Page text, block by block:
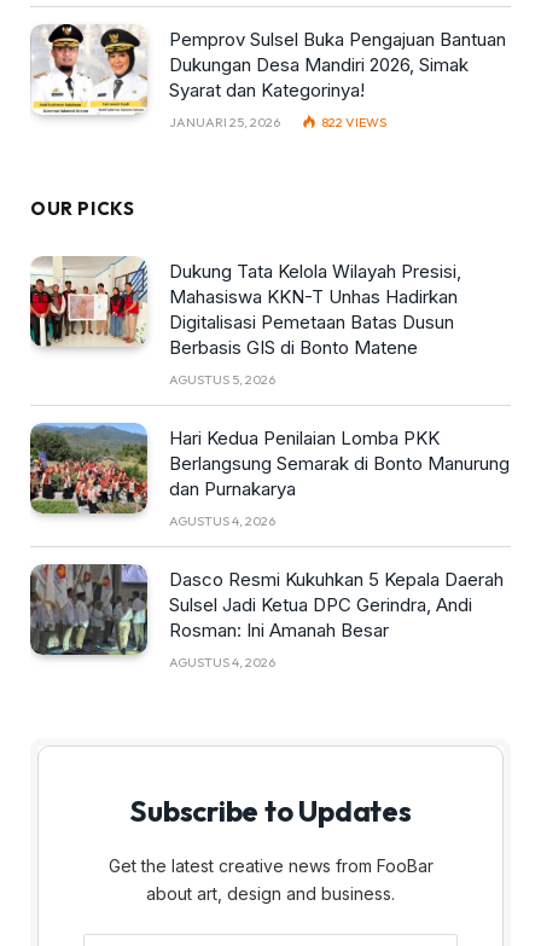
Pemprov Sulsel Buka Pengajuan Bantuan
Dukungan Desa Mandiri 2026, Simak
Syarat dan Kategorinya!
JANUARI 25, 2026 822 VIEWS
OUR PICKS
Dukung Tata Kelola Wilayah Presisi,
Mahasiswa KKN-T Unhas Hadirkan
Digitalisasi Pemetaan Batas Dusun
Berbasis GIS di Bonto Matene
AGUSTUS 5, 2026
Hari Kedua Penilaian Lomba PKK
Berlangsung Semarak di Bonto Manurung
dan Purnakarya
AGUSTUS 4, 2026
Dasco Resmi Kukuhkan 5 Kepala Daerah
Sulsel Jadi Ketua DPC Gerindra, Andi
Rosman: Ini Amanah Besar
AGUSTUS 4, 2026
Subscribe to Updates
Get the latest creative news from FooBar
about art, design and business.